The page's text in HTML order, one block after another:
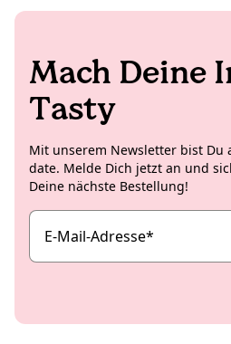
Mach Deine
Tasty
Mit unserem Newsletter bist Du
date. Melde Dich jetzt an und
Deine nächste Bestellung!
E-Mail-Adresse*